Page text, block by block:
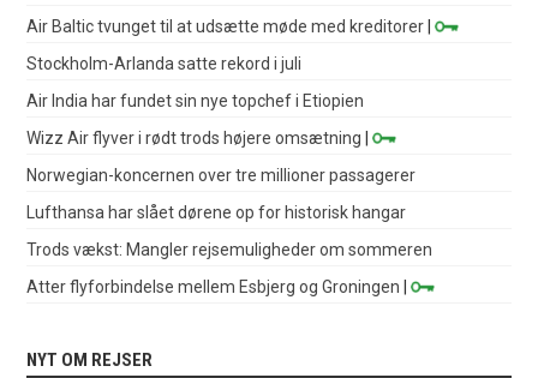
Air Baltic tvunget til at udsætte møde med kreditorer |
Stockholm-Arlanda satte rekord i juli
Air India har fundet sin nye topchef i Etiopien
Wizz Air flyver i rødt trods højere omsætning |
Norwegian-koncernen over tre millioner passagerer
Lufthansa har slået dørene op for historisk hangar
Trods vækst: Mangler rejsemuligheder om sommeren
Atter flyforbindelse mellem Esbjerg og Groningen |
NYT OM REJSER